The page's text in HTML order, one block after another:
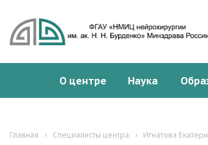
О центре Наука
Главная Специалисты центра Игнатова